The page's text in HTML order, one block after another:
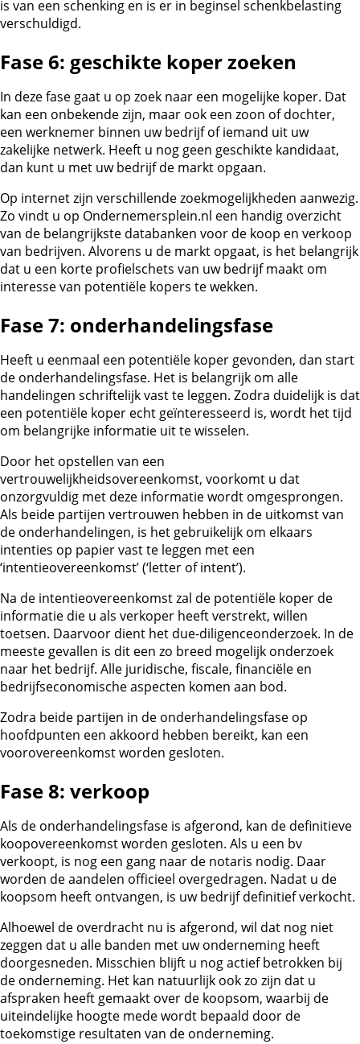
is van een schenking en is er in beginsel schenkbelasting
verschuldigd.
Fase 6: geschikte koper zoeken
In deze fase gaat u op zoek naar een mogelijke koper. Dat
kan een onbekende zijn, maar ook een zoon of dochter,
een werknemer binnen uw bedrijf of iemand uit uw
zakelijke netwerk. Heeft u nog geen geschikte kandidaat,
dan kunt u met uw bedrijf de markt opgaan.
Op internet zijn verschillende zoekmogelijkheden aanwezig.
Zo vindt u op Ondernemersplein.nl een handig overzicht
van de belangrijkste databanken voor de koop en verkoop
van bedrijven. Alvorens u de markt opgaat, is het belangrijk
dat u een korte profielschets van uw bedrijf maakt om
interesse van potentiële kopers te wekken.
Fase 7: onderhandelingsfase
Heeft u eenmaal een potentiële koper gevonden, dan start
de onderhandelingsfase. Het is belangrijk om alle
handelingen schriftelijk vast te leggen. Zodra duidelijk is dat
een potentiële koper echt geïnteresseerd is, wordt het tijd
om belangrijke informatie uit te wisselen.
Door het opstellen van een
vertrouwelijkheidsovereenkomst, voorkomt u dat
onzorgvuldig met deze informatie wordt omgesprongen.
Als beide partijen vertrouwen hebben in de uitkomst van
de onderhandelingen, is het gebruikelijk om elkaars
intenties op papier vast te leggen met een
‘intentieovereenkomst’ (‘letter of intent’).
Na de intentieovereenkomst zal de potentiële koper de
informatie die u als verkoper heeft verstrekt, willen
toetsen. Daarvoor dient het due-diligenceonderzoek. In de
meeste gevallen is dit een zo breed mogelijk onderzoek
naar het bedrijf. Alle juridische, fiscale, financiële en
bedrijfseconomische aspecten komen aan bod.
Zodra beide partijen in de onderhandelingsfase op
hoofdpunten een akkoord hebben bereikt, kan een
voorovereenkomst worden gesloten.
Fase 8: verkoop
Als de onderhandelingsfase is afgerond, kan de definitieve
koopovereenkomst worden gesloten. Als u een bv
verkoopt, is nog een gang naar de notaris nodig. Daar
worden de aandelen officieel overgedragen. Nadat u de
koopsom heeft ontvangen, is uw bedrijf definitief verkocht.
Alhoewel de overdracht nu is afgerond, wil dat nog niet
zeggen dat u alle banden met uw onderneming heeft
doorgesneden. Misschien blijft u nog actief betrokken bij
de onderneming. Het kan natuurlijk ook zo zijn dat u
afspraken heeft gemaakt over de koopsom, waarbij de
uiteindelijke hoogte mede wordt bepaald door de
toekomstige resultaten van de onderneming.